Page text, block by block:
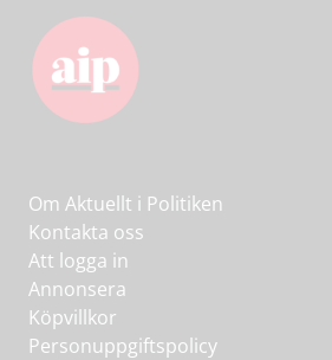
Om Aktuellt i Politiken
Kontakta oss
Att logga in
Annonsera
Köpvillkor
Personuppgiftspolicy